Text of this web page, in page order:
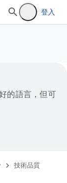
登入
的語言，但可
技術品質